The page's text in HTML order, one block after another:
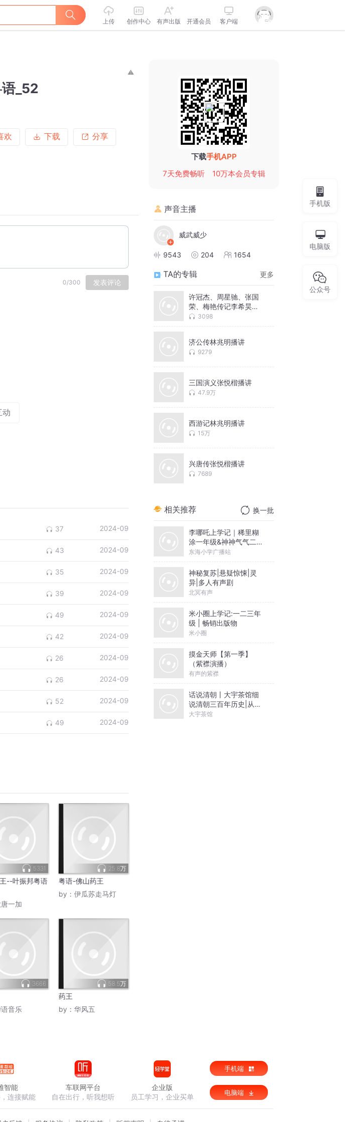
上传 创作中心 有声出版 开通会员 客户端
_52
欢
下载 分享
0/300 发表评论
动
37 2024-09
43 2024-09
35 2024-09
39 2024-09
49 2024-09
42 2024-09
26 2024-09
26 2024-09
52 2024-09
49 2024-09
5331
--叶振邦粤语
一加
25.8万
粤语-佛山药王
by： 伊瓜苏走马灯
3666
音乐
58.5万
药王
by： 华风五
下载手机APP
7天免费畅听
10万本会员专辑
声音主播
威武威少
9543 204 1654
TA的专辑 更多
许冠杰、周星驰、张国
荣、梅艳传记李希昊、
梁皓明播讲
3098
济公传林兆明播讲
9279
三国演义张悦楷播讲
47.9万
西游记林兆明播讲
15万
兴唐传张悦楷播讲
7689
相关推荐 换一批
李哪吒上学记｜稀里糊
涂一年级&神神气气二年
级
东海小学广播站
神秘复苏|悬疑惊悚|灵
异|多人有声剧
北冥有声
米小圈上学记:一二三年
级 | 畅销出版物
米小圈
摸金天师【第一季】
（紫襟演播）
有声的紫襟
话说清朝丨大宇茶馆细
说清朝三百年历史|从努
尔哈赤到末代皇帝溥仪|
大宇茶馆
手机版
电脑版
公众号
智能
连接赋能
车联网平台
自在出行，听我想听
企业版
员工学习，企业买单
手机端
电脑端